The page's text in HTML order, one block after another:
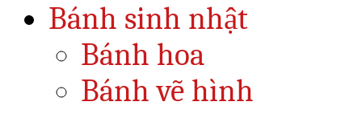
Bánh sinh nhật
Bánh hoa
Bánh vẽ hình